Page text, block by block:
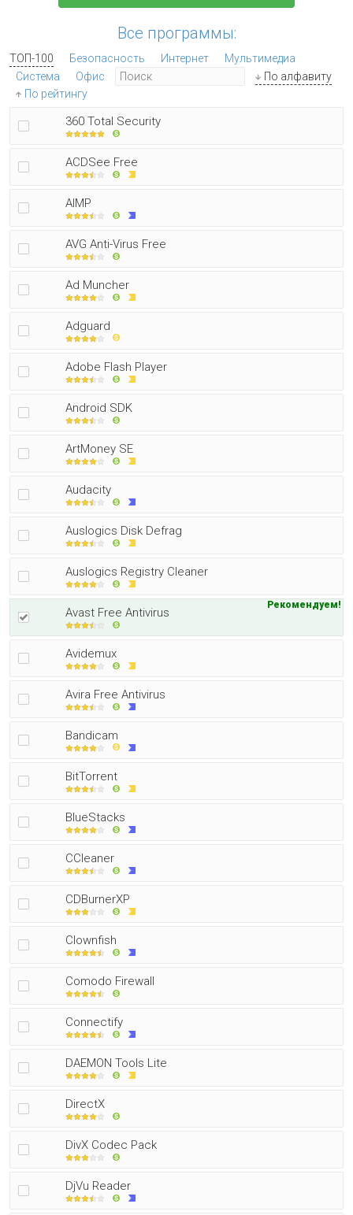
Все программы:
ТОП-100 Безопасность Интернет
Мультимедиа
Система
Офис
По алфавиту
По рейтингу
360 Total Security
ACDSee Free
AIMP
AVG Anti-Virus Free
Ad Muncher
Adguard
Adobe Flash Player
Android SDK
ArtMoney SE
Audacity
Auslogics Disk Defrag
Auslogics Registry Cleaner
Avast Free Antivirus
Рекомендуем!
Avidemux
Avira Free Antivirus
Bandicam
BitTorrent
BlueStacks
CCleaner
CDBurnerXP
Clownfish
Comodo Firewall
Connectify
DAEMON Tools Lite
DirectX
DivX Codec Pack
DjVu Reader